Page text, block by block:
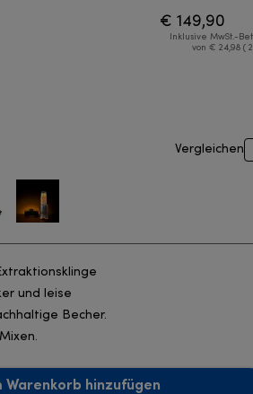
€ 149,90
Inklusive MwSt.-
von € 24,98 (
Vergleichen
und leise
Becher.
Warenkorb hinzufügen